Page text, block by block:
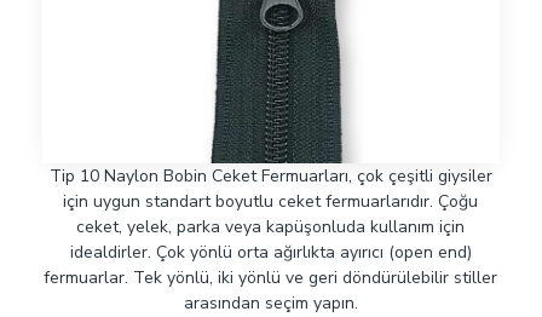
Tip 10 Naylon Bobin Ceket Fermuarları, çok çeşitli giysiler
için uygun standart boyutlu ceket fermuarlarıdır. Çoğu
ceket, yelek, parka veya kapüşonluda kullanım için
idealdirler. Çok yönlü orta ağırlıkta ayırıcı (open end)
fermuarlar. Tek yönlü, iki yönlü ve geri döndürülebilir stiller
arasından seçim yapın.